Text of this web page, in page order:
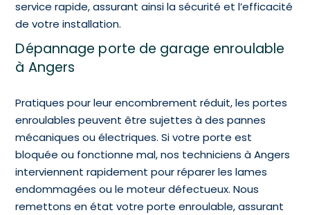
service rapide, assurant ainsi la sécurité et l’efficacité
de votre installation.
Dépannage porte de garage enroulable
à Angers
Pratiques pour leur encombrement réduit, les portes
enroulables peuvent être sujettes à des pannes
mécaniques ou électriques. Si votre porte est
bloquée ou fonctionne mal, nos techniciens à Angers
interviennent rapidement pour réparer les lames
endommagées ou le moteur défectueux. Nous
remettons en état votre porte enroulable, assurant